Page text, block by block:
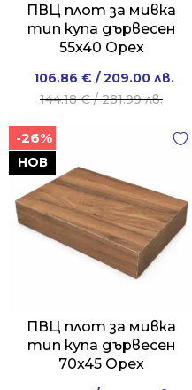
ПВЦ плот за мивка
тип купа дървесен
55x40 Орех
144.18€/ 281.99 лв.
Original
price
281.99 лв..
106.86 € / 209.00 лв.
Current
price
209.00 лв..
НОВ
-26%
ПВЦ плот за мивка
тип купа дървесен
70x45 Орех